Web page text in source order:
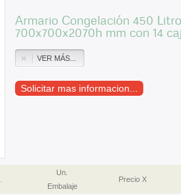
Armario Congelación 450
700x700x2070h mm con 14
VER MÁS...
Solicitar mas informacion...
Un.
Embalaje
Precio X